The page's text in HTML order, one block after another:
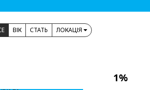
ВІК СТАТЬ ЛОКАЦІЯ
1%